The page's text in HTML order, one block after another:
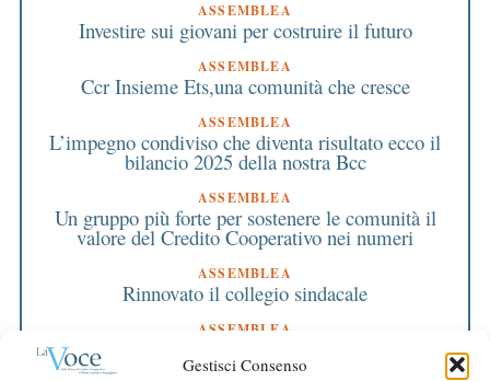
Gestisci Consenso
ASSEMBLEA
Investire sui giovani per costruire il futuro
ASSEMBLEA
Ccr Insieme Ets,una comunità che cresce
ASSEMBLEA
L’impegno condiviso che diventa risultato ecco il
bilancio 2025 della nostra Bcc
ASSEMBLEA
Un gruppo più forte per sostenere le comunità il
valore del Credito Cooperativo nei numeri
ASSEMBLEA
Rinnovato il collegio sindacale
ASSEMBLEA
Bilancio approvato all’unanimità e 2 milioni
destinati al territorio